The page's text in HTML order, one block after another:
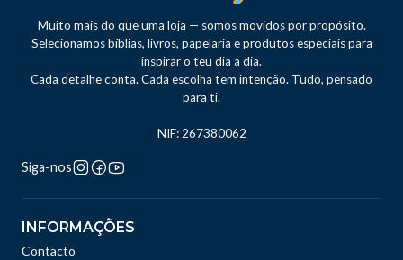
Muito mais do que uma loja — somos movidos por propósito.
Selecionamos bíblias, livros, papelaria e produtos especiais para
inspirar o teu dia a dia.
Cada detalhe conta. Cada escolha tem intenção. Tudo, pensado
para ti.
NIF: 267380062
Siga-nos
INFORMAÇÕES
Contacto